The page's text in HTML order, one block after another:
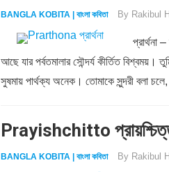
BANGLA KOBITA | বাংলা কবিতা By Rakibul
প্রার্থনা
আছে যার পর্বতমালার সৌন্দর্য কীর্তিত
সুষমায় পার্থক্য অনেক। তোমাকে সুন্দরী বলা
Prayishchitto
BANGLA KOBITA | বাংলা কবিতা By Rakibul